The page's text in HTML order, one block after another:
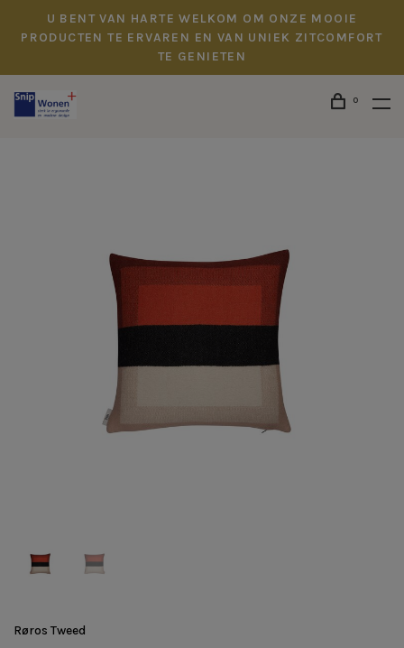
U BENT VAN HARTE WELKOM OM ONZE MOOIE
PRODUCTEN TE ERVAREN EN VAN UNIEK ZITCOMFORT
TE GENIETEN
0
Røros Tweed